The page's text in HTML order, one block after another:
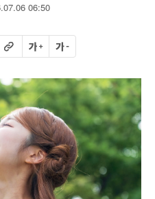
06:50
기
유하기
URL복사글자 크게글자 작게